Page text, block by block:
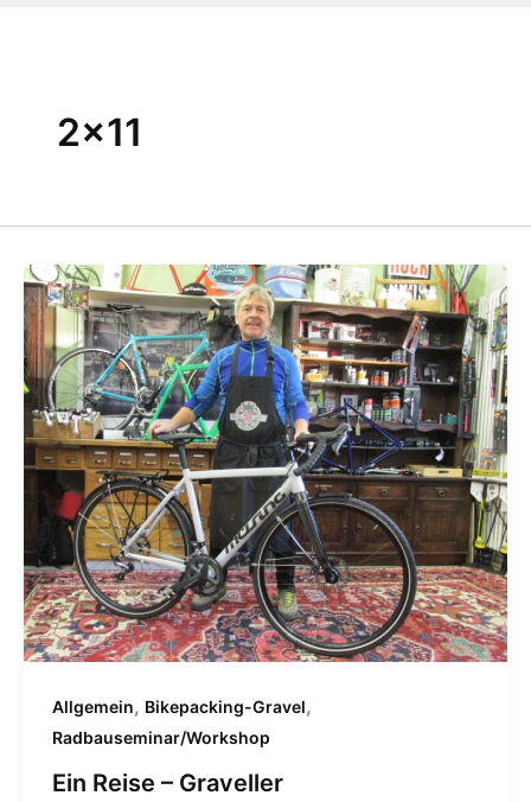
2×11
Allgemein, Bikepacking-Gravel,
Radbauseminar/Workshop
Ein Reise – Graveller